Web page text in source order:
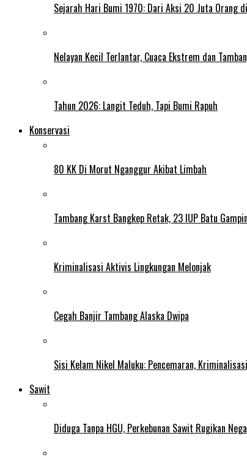
Sejarah Hari Bumi 1970: Dari Aksi 20 Juta Orang
Nelayan Kecil Terlantar, Cuaca Ekstrem dan
Tahun 2026: Langit Teduh, Tapi Bumi Rapuh
Konservasi
80 KK Di Morut Nganggur Akibat Limbah
Tambang Karst Bangkep Retak, 23 IUP Batu
Kriminalisasi Aktivis Lingkungan Melonjak
Cegah Banjir Tambang Alaska Dwipa
Sisi Kelam Nikel Maluku: Pencemaran,
Sawit
Diduga Tanpa HGU, Perkebunan Sawit Rugikan